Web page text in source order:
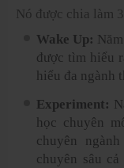
Nó được chia làm
Wake Up:
được tìm hiểu
hiểu đa ngành
Experiment:
học chuyên
chuyên
chuyên sâu